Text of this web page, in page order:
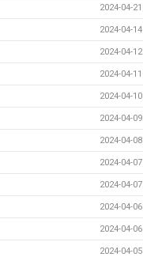
2024-04-
2024-04-
2024-04-
2024-04-
2024-04-
2024-04-
2024-04-
2024-04-
2024-04-
2024-04-
2024-04-
2024-04-